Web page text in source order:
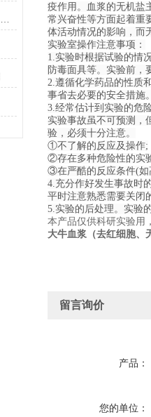
疫作用。血浆的无机盐
常兴奋性等方面起着重
体活动情况的影响，而
实验室操作注意事项：
1.实验时根据试验的情
防毒面具等。实验前，
2.遵循化学药品的性质
事省去必要的安全措施
3.经常估计到实验的危
实验事故虽不可预测，
验，必须十分注意。
①不了解的反应及操作;
②存在多种危险性的实
③在严酷的反应条件(如
4.充分作好发生事故时
平时注意熟悉需要关闭
5.实验的后处理。实验
本产品仅供科研实验用
大牛血浆（去红细胞、
留言询价
产品：
您的单位：